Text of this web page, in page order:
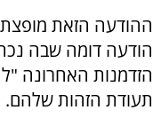
ההודעה הזאת
הודעה דומה שבה
הזדמנות האחרונה
תעודת הזהות שלהם.